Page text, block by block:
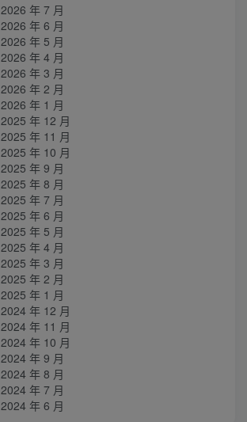
三网H5游戏【奇迹H5之斗罗超变多区跨服平台币内购版】最新整理单机一键即玩镜像端+Linux手工服务端+简易安卓APP+新版GM平台币授权后台+详细搭建教程
2026 年 7 月
2026 年 6 月
2026 年 5 月
2026 年 4 月
2026 年 3 月
2026 年 2 月
2026 年 1 月
2025 年 12 月
2025 年 11 月
2025 年 10 月
2025 年 9 月
2025 年 8 月
2025 年 7 月
2025 年 6 月
2025 年 5 月
2025 年 4 月
2025 年 3 月
2025 年 2 月
2025 年 1 月
2024 年 12 月
2024 年 11 月
2024 年 10 月
2024 年 9 月
2024 年 8 月
2024 年 7 月
2024 年 6 月